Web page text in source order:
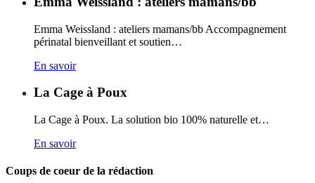
Emma Weissland : ateliers mamans/bb Accompagnement
périnatal bienveillant et soutien…
En savoir
La Cage à Poux
La Cage à Poux. La solution bio 100% naturelle et…
En savoir
Coups de coeur de la rédaction